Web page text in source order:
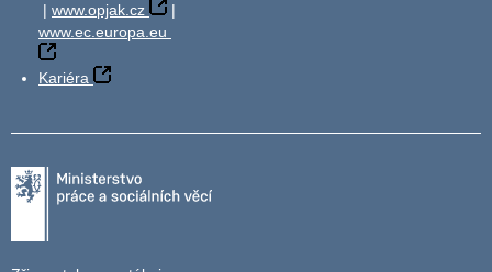
| www.opjak.cz
|
www.ec.europa.eu
Kariéra